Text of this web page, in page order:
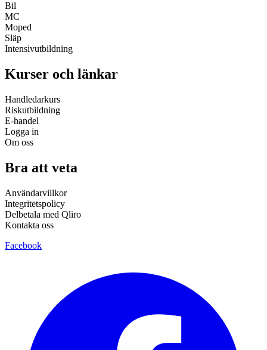
Bil
MC
Moped
Släp
Intensivutbildning
Kurser och länkar
Handledarkurs
Riskutbildning
E-handel
Logga in
Om oss
Bra att veta
Användarvillkor
Integritetspolicy
Delbetala med Qliro
Kontakta oss
Facebook